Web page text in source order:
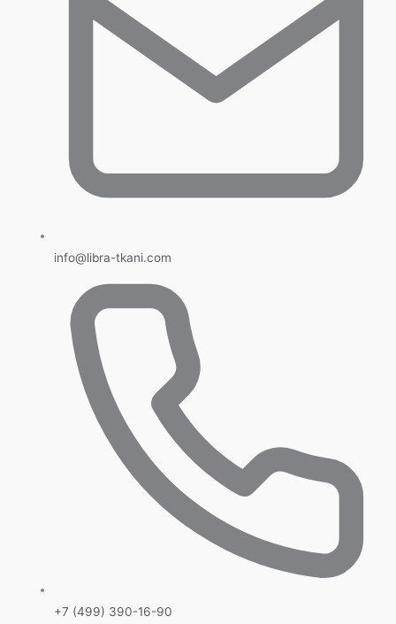
info@libra-tkani.com
+7 (499) 390-16-90